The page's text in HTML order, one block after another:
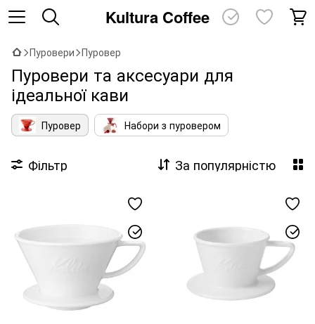
Kultura Coffee
Пуровери Пуровер
Пуровери та аксесуари для
ідеальної кави
Пуровер Набори з пуровером
Фільтр За популярністю